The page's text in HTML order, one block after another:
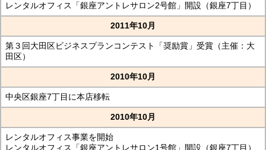
レンタルオフィス「銀座アントレサロン2号館」開設（銀座7丁目）
2011年10月
第３回大田区ビジネスプランコンテスト「奨励賞」受賞（主催：大
田区）
2010年10月
中央区銀座7丁目に本店移転
2010年10月
レンタルオフィス事業を開始
レンタルオフィス「銀座アントレサロン1号館」開設（銀座7丁目）